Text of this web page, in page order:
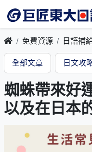
免費資源 日語補
全部文章 日文攻
蜘蛛帶來好
以及在日本